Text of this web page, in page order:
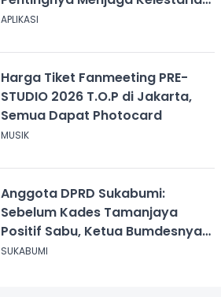
Hutan
APLIKASI
Harga Tiket Fanmeeting PRE-
STUDIO 2026 T.O.P di Jakarta,
Semua Dapat Photocard
MUSIK
Anggota DPRD Sukabumi:
Sebelum Kades Tamanjaya
Positif Sabu, Ketua Bumdesnya
Juga Terjerat Dugaan Narkoba
SUKABUMI